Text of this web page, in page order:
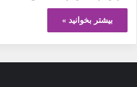
بیشتر بخوانید »